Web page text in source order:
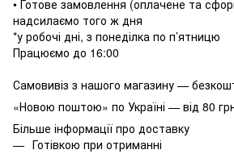
• Готове замовлення (оплачене та
надсилаємо того ж дня
*у робочі дні, з понеділка по п’ятницю
Працюємо до 16:00
Самовивіз з нашого магазину —
«Новою поштою» по Україні — від 80
Більше інформації про доставку
Готівкою при отриманні